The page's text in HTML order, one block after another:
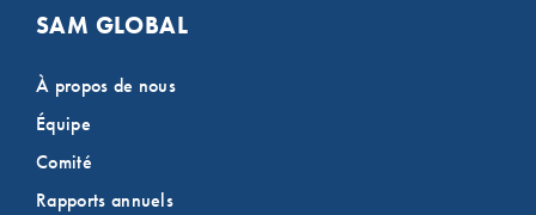
SAM GLOBAL
À propos de nous
Équipe
Comité
Rapports annuels